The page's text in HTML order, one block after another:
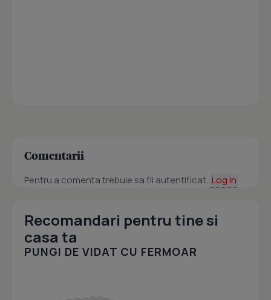
Comentarii
Pentru a comenta trebuie sa fii autentificat. Log in
Recomandari pentru tine si
casa ta
PUNGI DE VIDAT CU FERMOAR